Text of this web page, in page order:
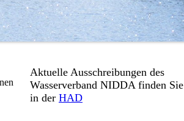
Aktuelle Ausschreibungen des
Wasserverband NIDDA finden Sie
in der HAD